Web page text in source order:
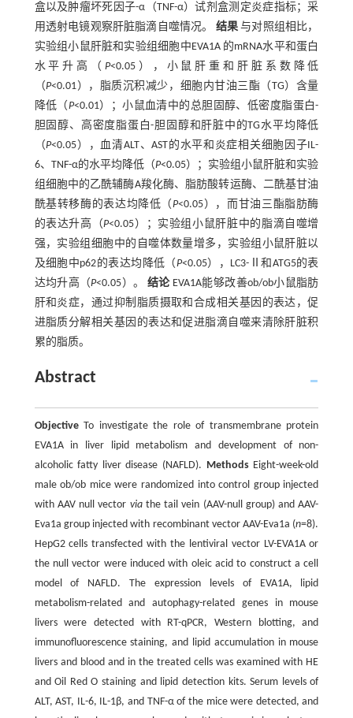
盒以及肿瘤坏死因子-α（TNF-α）试剂盒测定炎症指标；采
用透射电镜观察肝脏脂滴自噬情况。 结果 与对照组相比，
实验组小鼠肝脏和实验组细胞中EVA1A 的mRNA水平和蛋白
水平升高（ P<0.05），小鼠肝重和肝脏系数降低
（P<0.01），脂质沉积减少，细胞内甘油三酯（TG）含量
降低（P<0.01）；小鼠血清中的总胆固醇、低密度脂蛋白-
胆固醇、高密度脂蛋白-胆固醇和肝脏中的TG水平均降低
（P<0.05），血清ALT、AST的水平和炎症相关细胞因子IL-
6、TNF-α的水平均降低（P<0.05）；实验组小鼠肝脏和实验
组细胞中的乙酰辅酶A羧化酶、脂肪酸转运酶、二酰基甘油
酰基转移酶的表达均降低（P<0.05），而甘油三酯脂肪酶
的表达升高（P<0.05）；实验组小鼠肝脏中的脂滴自噬增
强，实验组细胞中的自噬体数量增多，实验组小鼠肝脏以
及细胞中p62的表达均降低（P<0.05），LC3-Ⅱ和ATG5的表
达均升高（P<0.05）。 结论EVA1A能够改善ob/ob小鼠脂肪
肝和炎症，通过抑制脂质摄取和合成相关基因的表达，促
进脂质分解相关基因的表达和促进脂滴自噬来清除肝脏积
累的脂质。
Abstract
ObjectiveTo investigate the role of transmembrane protein
EVA1A in liver lipid metabolism and development of non-
alcoholic fatty liver disease (NAFLD). MethodsEight-week-old
male ob/ob mice were randomized into control group injected
with AAV null vector viathe tail vein (AAV-null group) and AAV-
Eva1a group injected with recombinant vector AAV-Eva1a (n=8).
HepG2 cells transfected with the lentiviral vector LV-EVA1A or
the null vector were induced with oleic acid to construct a cell
model of NAFLD. The expression levels of EVA1A, lipid
metabolism-related and autophagy-related genes in mouse
livers were detected with RT-qPCR, Western blotting, and
immunofluorescence staining, and lipid accumulation in mouse
livers and blood and in the treated cells was examined with HE
and Oil Red O staining and lipid detection kits. Serum levels of
ALT, AST, IL-6, IL-1β, and TNF-α of the mice were detected, and